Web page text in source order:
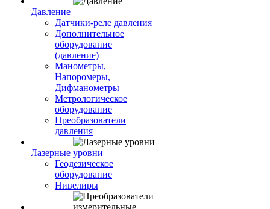
Давление
Датчики-реле давления
Дополнительное
оборудование
(давление)
Манометры,
Напоромеры,
Дифманометры
Метрологическое
оборудование
Преобразователи
давления
Лазерные уровни
Геодезическое
оборудование
Нивелиры